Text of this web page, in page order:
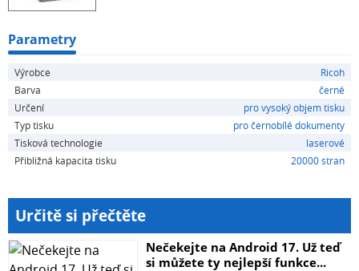
Parametry
Výrobce
Ricoh
Barva
černé
Určení
pro vysoký objem tisku
Typ tisku
pro černobílé dokumenty
Tisková technologie
laserové
Přibližná kapacita tisku
20000 stran
Určitě si přečtěte
Nečekejte na Android 17. Už teď
si můžete ty nejlepší funkce...